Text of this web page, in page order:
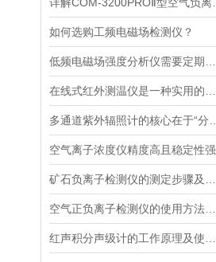
如何选购工频电磁场检测仪？
空气离子浓度仪精度高且稳定性强